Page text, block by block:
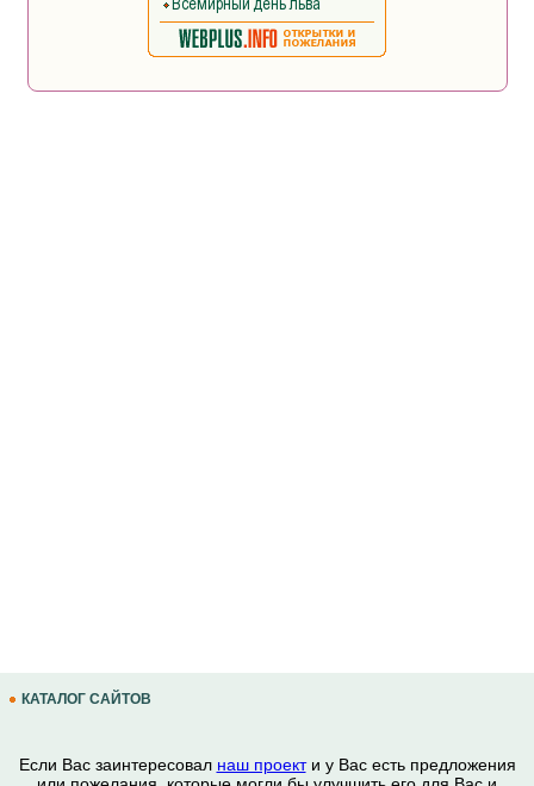
КАТАЛОГ САЙТОВ
Если Вас заинтересовал наш проекти у Вас есть предложения